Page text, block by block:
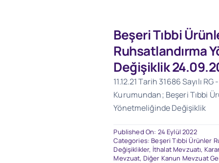
Beşeri Tıbbi
Ruhsatlandırma
Değişiklik
11.12.21 Tarih 31686 Sayılı
Kurumundan; Beşeri Tıbbi
Yönetmeliğinde Değişiklik
Published On: 24 Eylül 2022
Categories: Beşeri Tıbbi Ürünler
Değişiklikler, İthalat Mevzuatı,
Mevzuat, Diğer Kanun Mevzuat